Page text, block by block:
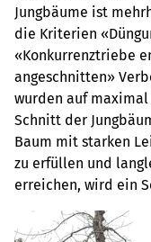
Jungbäume ist
die Kriterien
«Konkurrenztriebe
angeschnitten»
wurden auf
Schnitt der
Baum mit starken
zu erfüllen und
erreichen, wird ein